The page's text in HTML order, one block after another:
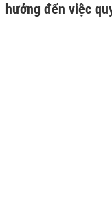
hưởng đến việc